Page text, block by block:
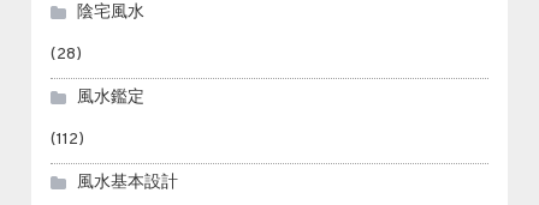
陰宅風水
(28)
風水鑑定
(112)
風水基本設計